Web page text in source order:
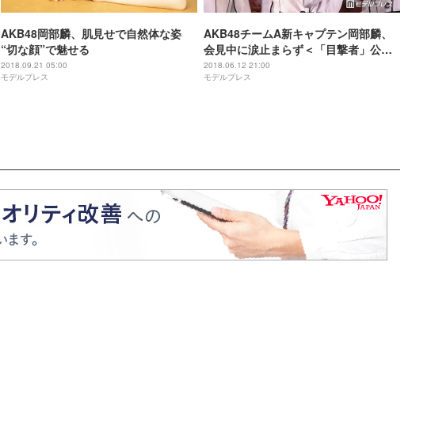
AKB48岡部麟、肌見せで自然体な姿
“切な顔”で魅せる
2018.09.21 05:00
モデルプレス
AKB48チームA新キャプテン岡部麟、
会見中に涙止まらず＜「目撃者」公演
＞
2018.06.12 21:00
モデルプレス